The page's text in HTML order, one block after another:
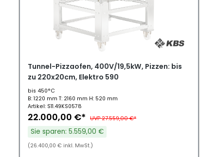
Tunnel-Pizzaofen, 400V/19,5kW, Pizzen: bis
zu 220x20cm, Elektro 590
bis 450°C
B: 1220 mm T: 2160 mm H: 520 mm
Artikel: S11.49KS0578
22.000,00 €* UVP 27.559,00 €*
Sie sparen: 5.559,00 €
(26.400,00 € inkl. MwSt.)